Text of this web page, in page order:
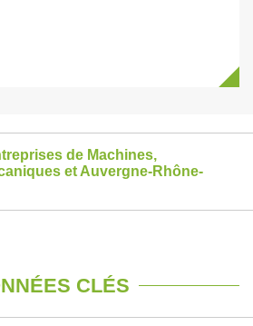
de Machines,
et Auvergne-Rhône-
CLÉS